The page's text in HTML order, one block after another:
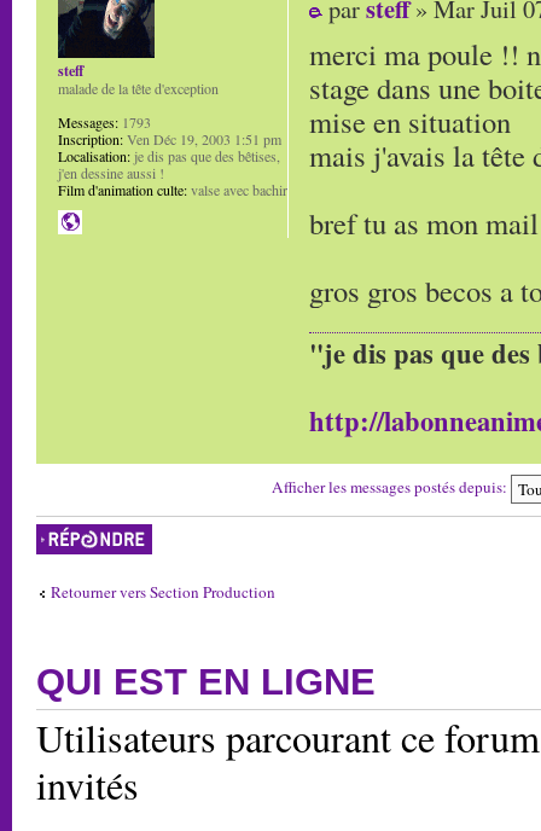
parsteff» Mar Juil
merci ma poule !!
stage dans une
mise en situation
mais j'avais la tête
bref tu as mon
gros gros becos a
"je dis pas que
http://
steff
malade de la tête d'exception
Messages: 1793
Inscription:Ven Déc 19, 2003 1:51 pm
Localisation: je dis pas que des bêtises,
j'en dessine aussi !
Film d'animation culte:valse avec bachir
Afficher les messages postés depuis:
Répondre
Retourner vers Section Production
QUI EST EN LIGNE
Utilisateurs parcourant ce
invités